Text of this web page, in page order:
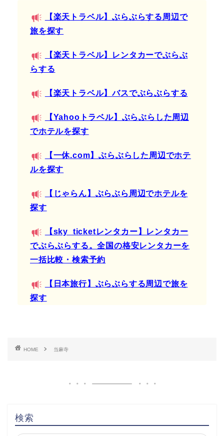
【楽天トラベル】ぶらぶらする周辺で
旅を探す
【楽天トラベル】レンタカーでぶらぶ
らする
【楽天トラベル】バスでぶらぶらする
【Yahooトラベル】ぶらぶらした周辺
でホテルを探す
【一休.com】ぶらぶらした周辺でホテ
ルを探す
【じゃらん】ぶらぶら周辺でホテルを
探す
【sky_ticketレンタカー】レンタカー
でぶらぶらする。全国の格安レンタカーを
一括比較・検索予約
【日本旅行】ぶらぶらする周辺で旅を
探す
HOME 当麻寺
検索